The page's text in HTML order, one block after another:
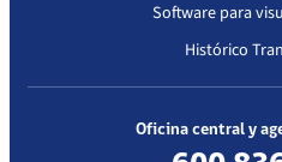
Software para
Histórico
Oficina central y